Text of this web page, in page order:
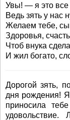
Увы! — я это все
Ведь зять у нас
Желаем тебе,
Здоровья,
Чтоб внука
И жил богато,
Дорогой зять,
дня рождения!
приносила
удовольствие.